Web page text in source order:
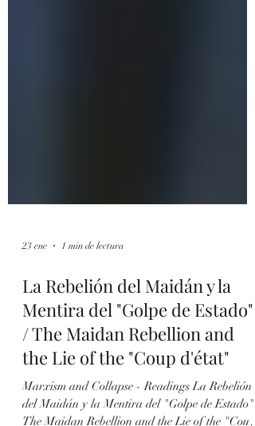
23 ene 1 min de lectura
La Rebelión del Maidán y la
Mentira del "Golpe de Estado"
/ The Maidan Rebellion and
the Lie of the "Coup d'état"